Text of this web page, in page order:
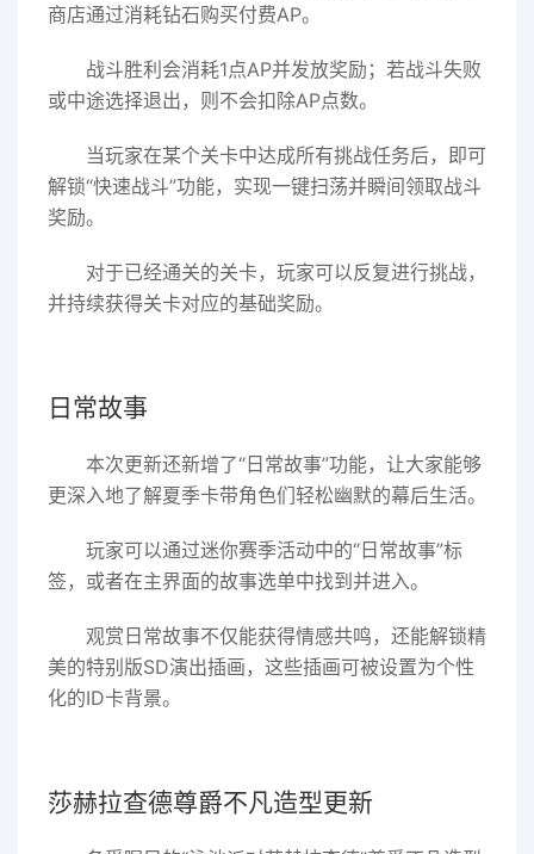
商店通过消耗钻石购买付费AP。
战斗胜利会消耗1点AP并发放奖励；若战斗失败
或中途选择退出，则不会扣除AP点数。
当玩家在某个关卡中达成所有挑战任务后，即可
解锁“快速战斗”功能，实现一键扫荡并瞬间领取战斗
奖励。
对于已经通关的关卡，玩家可以反复进行挑战，
并持续获得关卡对应的基础奖励。
日常故事
本次更新还新增了“日常故事”功能，让大家能够
更深入地了解夏季卡带角色们轻松幽默的幕后生活。
玩家可以通过迷你赛季活动中的“日常故事”标
签，或者在主界面的故事选单中找到并进入。
观赏日常故事不仅能获得情感共鸣，还能解锁精
美的特别版SD演出插画，这些插画可被设置为个性
化的ID卡背景。
莎赫拉查德尊爵不凡造型更新